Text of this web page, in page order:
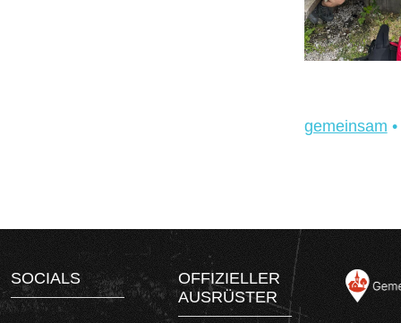
gemeinsam •
SOCIALS
OFFIZIELLER
AUSRÜSTER